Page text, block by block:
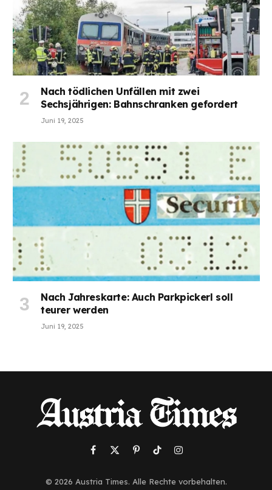
Nach tödlichen Unfällen mit zwei
Sechsjährigen: Bahnschranken gefordert
Juni 19, 2025
Nach Jahreskarte: Auch Parkpickerl soll
teurer werden
Juni 19, 2025
Facebook
X
PinterestTikTokInstagram
© 2026 Austria Times. Alle Rechte vorbehalten.